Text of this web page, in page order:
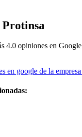
Protinsa
4.0 opiniones en
en google de la